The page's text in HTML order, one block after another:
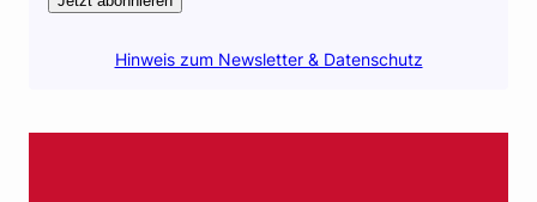
Hinweis zum Newsletter & Datenschutz